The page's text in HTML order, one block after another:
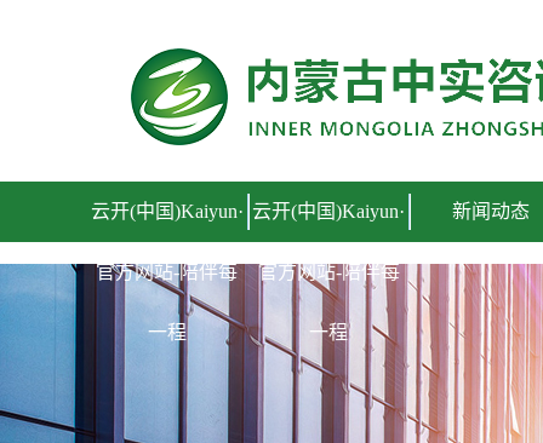
云开(中国)Kaiyun·
官方网站-陪伴每
一程
云开(中国)Kaiyun·
官方网站-陪伴每
一程
新闻动态